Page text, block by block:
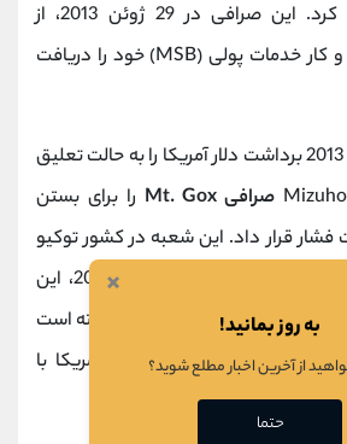
شرکت تابعه توقیف کرد. این صرافی در 29 ژوئن 2013، از
FinCEN مجوز کسب و کار خدمات پولی (MSB) خود را دریافت
Mt. Gox در 20 ژوئن 2013 برداشت دلار آمریکا را به حالت تعلیق
صرافی Mt. Gox
را برای بستن
قرار داد. این شعبه در کشور توکیو
تراکنش‌های Mt. Gox را انجام می‌داد. در 4 ژوئیه 2013، این
طور کامل برداشت ها را از سر گرفته است
اما تا 5 سپتامبر 2013، برداشت های اندکی از دلار آمریکا با
×
به روز بمانید!
از آخرین اخبار مطلع شوید؟
حتما